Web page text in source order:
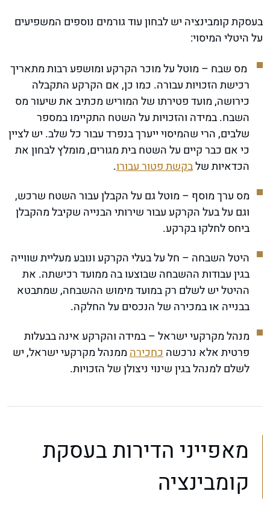
בעסקת קומבינציה יש לבחון עוד גורמים נוספים המשפיעים
על היטלי המיסוי:
מס שבח – מוטל על מוכר הקרקע ומושפע רבות מתאריך
רכישת הזכויות עבורה. כמו כן, אם הקרקע התקבלה
כירושה, מועד פטירתו של המוריש מכתיב את שיעור מס
השבח. במידה והזכויות על השטח התקיימו במספר
שלבים, הרי שהמיסוי ייערך בנפרד עבור כל שלב. יש לציין
כי אם כבר קיים על השטח בית מגורים, מומלץ לבחון את
הכדאיות שלבקשת פטור עבורו.
מס ערך מוסף – מוטל גם על הקבלן עבור השטח שרכש,
וגם על בעל הקרקע עבור שירותי הבנייה שקיבל מהקבלן
ביחס לחלקו בקרקע.
היטל השבחה – חל על בעלי הקרקע ונובע מעליית שווייה
בגין עבודות ההשבחה שבוצעו בה ממועד רכישתה. את
ההיטל יש לשלם רק במועד מימוש ההשבחה, שמתבטא
בבנייה או במכירה של הנכסים על החלקה.
מנהל מקרקעי ישראל – במידה והקרקע אינה בבעלות
פרטית אלא נרכשהכחכירהממנהל מקרקעי ישראל, יש
לשלם למנהל בגין שינוי ניצולן של הזכויות.
מאפייני הדירות בעסקת
קומבינציה